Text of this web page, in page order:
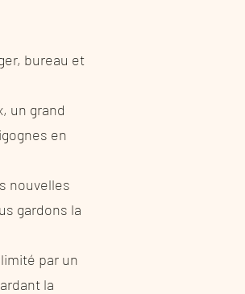
bureau et
un grand
en
nouvelles
gardons la
par un
la